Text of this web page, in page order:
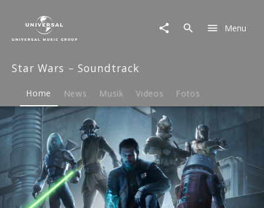
Soundtrack
Musik
Menu
Star Wars – Soundtrack
Home News Musik Videos Fotos